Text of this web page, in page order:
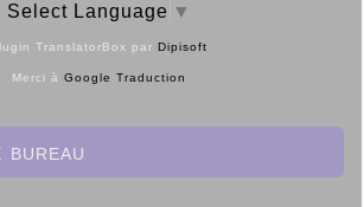
Select Language ▼
TranslatorBox par Dipisoft
Merci à Google Traduction